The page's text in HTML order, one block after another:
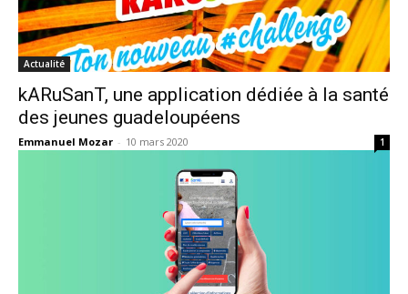
Actualité
kARuSanT, une application dédiée à la santé
des jeunes guadeloupéens
Emmanuel Mozar - 10 mars 2020 1